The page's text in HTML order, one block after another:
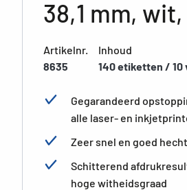
38,1 mm,
Artikelnr.
8635
Inhoud
140 etiketten / 10
Gegarandeerd
alle laser- en
Zeer snel en goed
Schitterend
hoge witheidsgraad